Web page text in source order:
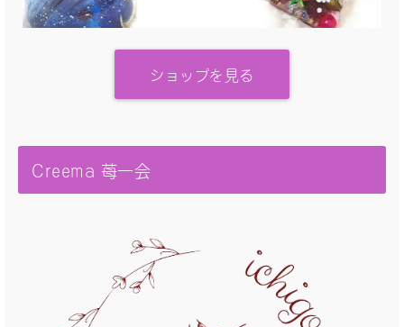
ショップを見る
Creema 苺一会